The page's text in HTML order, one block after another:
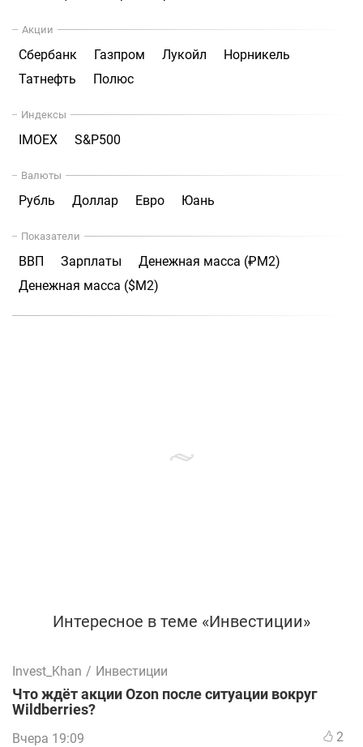
Акции
Сбербанк Газпром Лукойл
Норникель
Татнефть
Полюс
Индексы
IMOEX S&P500
Валюты
Рубль Доллар Евро Юань
Показатели
ВВП Зарплаты
Денежная масса (₽М2)
Денежная масса ($М2)
Интересное в теме «Инвестиции»
Invest_Khan / Инвестиции
Что ждёт акции Ozon после ситуации вокруг
Wildberries?
Вчера 19:09 2